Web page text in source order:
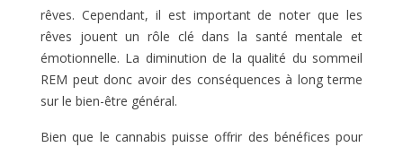
rêves. Cependant, il est important de noter que les
rêves jouent un rôle clé dans la santé mentale et
émotionnelle. La diminution de la qualité du sommeil
REM peut donc avoir des conséquences à long terme
sur le bien-être général.
Bien que le cannabis puisse offrir des bénéfices pour